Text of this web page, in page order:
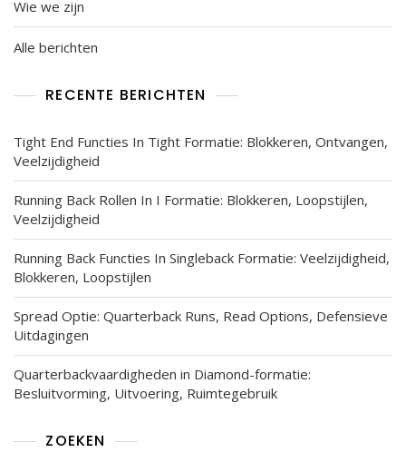
Wie we zijn
Alle berichten
RECENTE BERICHTEN
Tight End Functies In Tight Formatie: Blokkeren, Ontvangen,
Veelzijdigheid
Running Back Rollen In I Formatie: Blokkeren, Loopstijlen,
Veelzijdigheid
Running Back Functies In Singleback Formatie: Veelzijdigheid,
Blokkeren, Loopstijlen
Spread Optie: Quarterback Runs, Read Options, Defensieve
Uitdagingen
Quarterbackvaardigheden in Diamond-formatie:
Besluitvorming, Uitvoering, Ruimtegebruik
ZOEKEN